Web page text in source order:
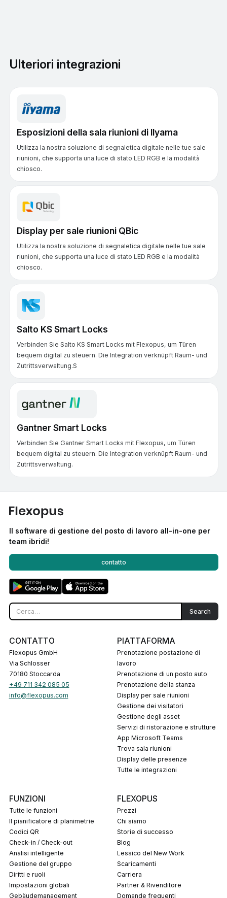
Ulteriori integrazioni
Esposizioni della sala riunioni di Ilyama
Utilizza la nostra soluzione di segnaletica digitale nelle tue sale
riunioni, che supporta una luce di stato LED RGB e la modalità
chiosco.
Display per sale riunioni QBic
Utilizza la nostra soluzione di segnaletica digitale nelle tue sale
riunioni, che supporta una luce di stato LED RGB e la modalità
chiosco.
Salto KS Smart Locks
Verbinden Sie Salto KS Smart Locks mit Flexopus, um Türen
bequem digital zu steuern. Die Integration verknüpft Raum- und
Zutrittsverwaltung.S
Gantner Smart Locks
Verbinden Sie Gantner Smart Locks mit Flexopus, um Türen
bequem digital zu steuern. Die Integration verknüpft Raum- und
Zutrittsverwaltung.
Il software di gestione del posto di lavoro all-in-one per
team ibridi!
contatto
CONTATTO
Flexopus GmbH
Via Schlosser
70180 Stoccarda
+49 711 342 085 05
info@flexopus.com
PIATTAFORMA
Prenotazione postazione di
lavoro
Prenotazione di un posto auto
Prenotazione della stanza
Display per sale riunioni
Gestione dei visitatori
Gestione degli asset
Servizi di ristorazione e strutture
App Microsoft Teams
Trova sala riunioni
Display delle presenze
Tutte le integrazioni
FUNZIONI
Tutte le funzioni
Il pianificatore di planimetrie
codici QR
Check-in / Check-out
Analisi intelligente
Gestione del gruppo
Diritti e ruoli
Impostazioni globali
Gebäudemanagement
FLEXOPUS
Prezzi
Chi siamo
Storie di successo
Blog
Lessico del New Work
Scaricamenti
Carriera
Partner & Rivenditore
Domande frequenti